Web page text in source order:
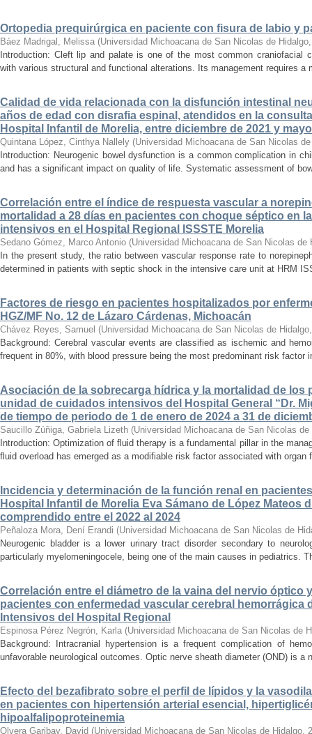
Ortopedia prequirúrgica en paciente con fisura de labio y
Báez Madrigal, Melissa (Universidad Michoacana de San Nicolas de Hidalgo
Introduction: Cleft lip and palate is one of the most common craniofacial
with various structural and functional alterations. Its management requires a
Calidad de vida relacionada con la disfunción intestinal
años de edad con disrafia espinal, atendidos en la
Hospital Infantil de Morelia, entre diciembre de 2021 y
Quintana López, Cinthya Nallely (Universidad Michoacana de San Nicolas
Introduction: Neurogenic bowel dysfunction is a common complication in
and has a significant impact on quality of life. Systematic assessment of
Correlación entre el índice de respuesta vascular a
mortalidad a 28 días en pacientes con choque séptico en
intensivos en el Hospital Regional ISSSTE Morelia
Sedano Gómez, Marco Antonio (Universidad Michoacana de San Nicolas de
In the present study, the ratio between vascular response rate to
determined in patients with septic shock in the intensive care unit at HRM
Factores de riesgo en pacientes hospitalizados por
HGZ/MF No. 12 de Lázaro Cárdenas, Michoacán
Chávez Reyes, Samuel (Universidad Michoacana de San Nicolas de Hidalgo
Background: Cerebral vascular events are classified as ischemic and
frequent in 80%, with blood pressure being the most predominant risk factor
Asociación de la sobrecarga hídrica y la mortalidad de los
unidad de cuidados intensivos del Hospital General “Dr.
de tiempo de periodo de 1 de enero de 2024 a 31 de
Saucillo Zúñiga, Gabriela Lizeth (Universidad Michoacana de San Nicolas de
Introduction: Optimization of fluid therapy is a fundamental pillar in the
fluid overload has emerged as a modifiable risk factor associated with organ
Incidencia y determinación de la función renal en
Hospital Infantil de Morelia Eva Sámano de López Mateos
comprendido entre el 2022 al 2024
Peñaloza Mora, Dení Erandi (Universidad Michoacana de San Nicolas de
Neurogenic bladder is a lower urinary tract disorder secondary to
particularly myelomeningocele, being one of the main causes in pediatrics.
Correlación entre el diámetro de la vaina del nervio óptico
pacientes con enfermedad vascular cerebral hemorrágica
Intensivos del Hospital Regional
Espinosa Pérez Negrón, Karla (Universidad Michoacana de San Nicolas de
Background: Intracranial hypertension is a frequent complication of
unfavorable neurological outcomes. Optic nerve sheath diameter (OND) is a
Efecto del bezafibrato sobre el perfil de lípidos y la
en pacientes con hipertensión arterial esencial,
hipoalfalipoproteinemia
Olvera Garibay, David (Universidad Michoacana de San Nicolas de Hidalgo,